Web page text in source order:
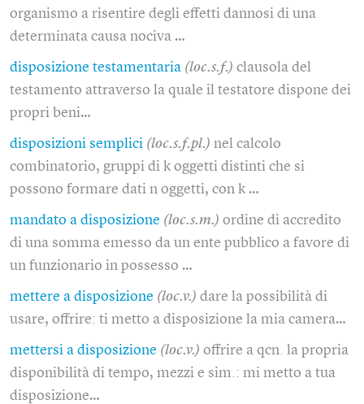
organismo a risentire degli effetti dannosi di una
determinata causa nociva …
disposizione testamentaria (loc.s.f.) clausola del
testamento attraverso la quale il testatore dispone dei
propri beni…
disposizioni semplici (loc.s.f.pl.) nel calcolo
combinatorio, gruppi di k oggetti distinti che si
possono formare dati n oggetti, con k …
mandato a disposizione (loc.s.m.) ordine di accredito
di una somma emesso da un ente pubblico a favore di
un funzionario in possesso …
mettere a disposizione (loc.v.) dare la possibilità di
usare, offrire: ti metto a disposizione la mia camera…
mettersi a disposizione (loc.v.) offrire a qcn. la propria
disponibilità di tempo, mezzi e sim.: mi metto a tua
disposizione…